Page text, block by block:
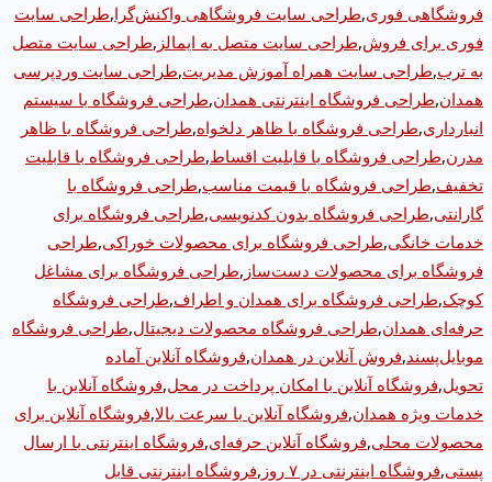
فروشگاهی فوری,طراحی سایت فروشگاهی واکنش‌گرا,طراحی سایت
فوری برای فروش,طراحی سایت متصل به ایمالز ,طراحی سایت متصل
به ترب,طراحی سایت همراه آموزش مدیریت,طراحی سایت وردپرسی
همدان,طراحی فروشگاه اینترنتی همدان,طراحی فروشگاه با سیستم
انبارداری,طراحی فروشگاه با ظاهر دلخواه,طراحی فروشگاه با ظاهر
مدرن,طراحی فروشگاه با قابلیت اقساط,طراحی فروشگاه با قابلیت
تخفیف,طراحی فروشگاه با قیمت مناسب,طراحی فروشگاه با
گارانتی,طراحی فروشگاه بدون کدنویسی,طراحی فروشگاه برای
خدمات خانگی,طراحی فروشگاه برای محصولات خوراکی,طراحی
فروشگاه برای محصولات دست‌ساز ,طراحی فروشگاه برای مشاغل
کوچک,طراحی فروشگاه برای همدان و اطراف,طراحی فروشگاه
حرفه‌ای همدان,طراحی فروشگاه محصولات دیجیتال,طراحی فروشگاه
موبایل‌پسند,فروش آنلاین در همدان,فروشگاه آنلاین آماده
تحویل,فروشگاه آنلاین با امکان پرداخت در محل,فروشگاه آنلاین با
خدمات ویژه همدان,فروشگاه آنلاین با سرعت بالا,فروشگاه آنلاین برای
محصولات محلی,فروشگاه آنلاین حرفه‌ای,فروشگاه اینترنتی با ارسال
پستی,فروشگاه اینترنتی در ۷ روز ,فروشگاه اینترنتی قابل